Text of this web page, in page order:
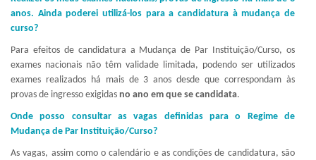
anos. Ainda poderei utilizá-los para a candidatura à mudança de
curso?
Para efeitos de candidatura a Mudança de Par Instituição/Curso, os
exames nacionais não têm validade limitada, podendo ser utilizados
exames realizados há mais de 3 anos desde que correspondam às
provas de ingresso exigidas no ano em que se candidata.
Onde posso consultar as vagas definidas para o Regime de
Mudança de Par Instituição/Curso?
As vagas, assim como o calendário e as condições de candidatura, são